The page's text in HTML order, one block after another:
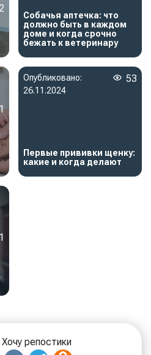
Собачья аптечка: что
должно быть в каждом
доме и когда срочно
бежать к ветеринару
Опубликовано:
26.11.2024
53
Первые прививки щенку:
какие и когда делают
Хочу репостики